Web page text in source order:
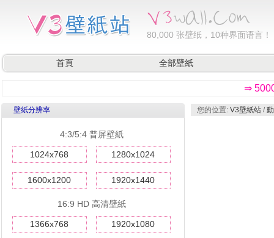
80,000 张壁纸，10种界面语言！
首頁 全部壁紙
⇒
壁紙分辨率
4:3/5:4 普屏壁紙
1024x768 1280x1024
1600x1200 1920x1440
16:9 HD 高清壁紙
1366x768 1920x1080
您的位置: V3壁紙站 /